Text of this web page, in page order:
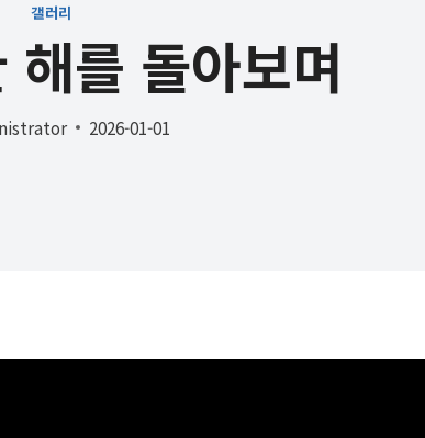
갤러리
를 돌아보며
2026-01-01